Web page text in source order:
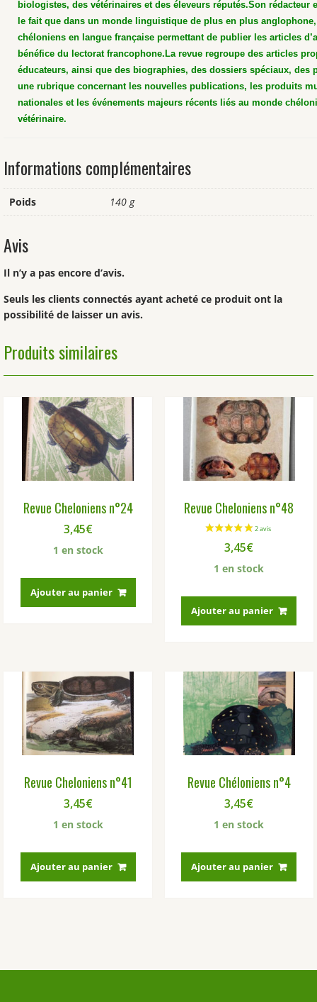
biologistes, des vétérinaires et des éleveurs réputés.Son rédacteur
le fait que dans un monde linguistique de plus en plus
chéloniens en langue française permettant de publier les articles
bénéfice du lectorat francophone.La revue regroupe des articles
éducateurs, ainsi que des biographies, des dossiers spéciaux, des
une rubrique concernant les nouvelles publications, les produits
nationales et les événements majeurs récents liés au monde
vétérinaire.
Informations complémentaires
Poids 140 g
Avis
Il n’y a pas encore d’avis.
Seuls les clients connectés ayant acheté ce produit ont la
possibilité de laisser un avis.
Produits similaires
Revue Cheloniens n°24
3,45€
1 en stock
Ajouter au panier
Revue Cheloniens n°48
3,45€
1 en stock
Ajouter au panier
Revue Cheloniens n°41
3,45€
1 en stock
Ajouter au panier
Revue Chéloniens n°4
3,45€
1 en stock
Ajouter au panier